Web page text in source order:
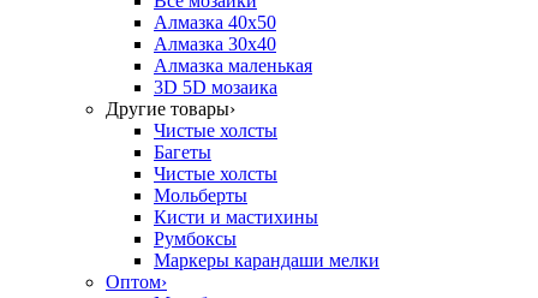
Алмазка 40х50
Алмазка 30х40
Алмазка маленькая
3D 5D мозаика
Другие товары›
Чистые холсты
Багеты
Чистые холсты
Мольберты
Кисти и мастихины
Румбоксы
Маркеры карандаши мелки
Оптом›